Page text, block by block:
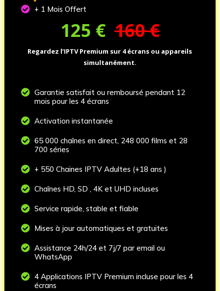
 + 1 Mois Offert
125 € 160 €
Regardez l’IPTV Premium sur 4 écrans ou appareils
simultanément.
 Garantie satisfait ou remboursé pendant 12
mois pour les 4 écrans
 Activation instantanée
 65 000 chaînes en direct, 248 000 films et 28
700 séries
 + 550 Chaines IPTV Adultes (+18 ans )
 Chaînes HD, SD , 4K et UHD incluses
 Service rapide, stable et fiable
 Mises à jour automatiques et gratuites
 Assistance 24h/24 et 7j/7 par email ou
WhatsApp
 4 Applications IPTV Premium incluse pour les 4
écrans